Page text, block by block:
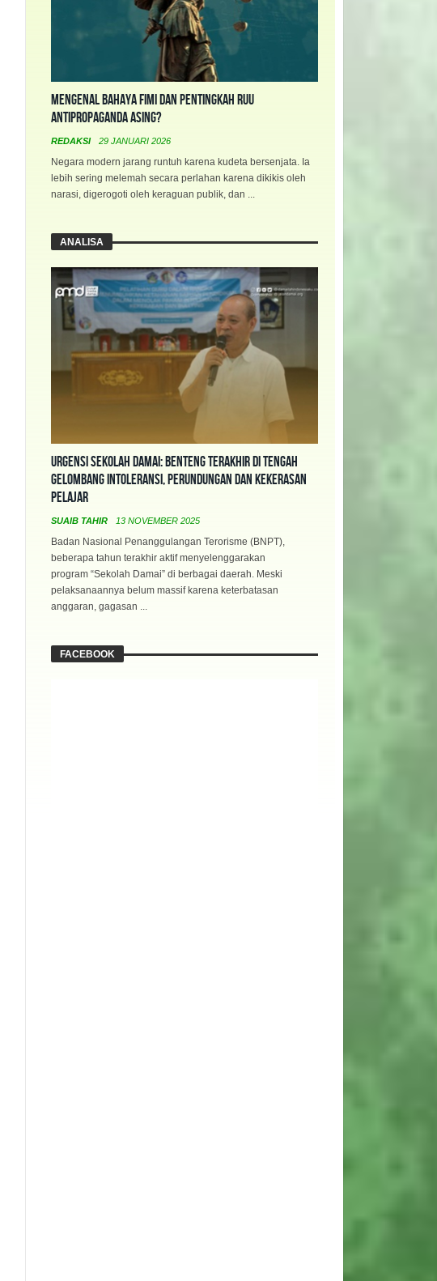
Mengenal Bahaya FIMI dan Pentingkah RUU
Antipropaganda Asing?
REDAKSI 29 JANUARI 2026
Negara modern jarang runtuh karena kudeta bersenjata. Ia
lebih sering melemah secara perlahan karena dikikis oleh
narasi, digerogoti oleh keraguan publik, dan ...
ANALISA
Urgensi Sekolah Damai: Benteng Terakhir di Tengah
Gelombang Intoleransi, Perundungan dan Kekerasan
Pelajar
SUAIB TAHIR 13 NOVEMBER 2025
Badan Nasional Penanggulangan Terorisme (BNPT),
beberapa tahun terakhir aktif menyelenggarakan
program “Sekolah Damai” di berbagai daerah. Meski
pelaksanaannya belum massif karena keterbatasan
anggaran, gagasan ...
FACEBOOK